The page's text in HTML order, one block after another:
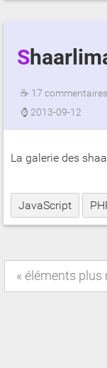
☕ 17 commentaires
⌚ 2013-09-12
La galerie des
JavaScript
éléments plus